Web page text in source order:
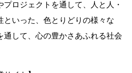
ロジェクトを通して、人と人・
といった、色とりどりの様々な
通して、心の豊かさあふれる社会